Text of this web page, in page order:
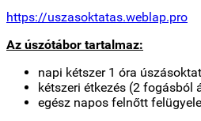
https://uszasoktatas.weblap.pro
Az úszótábor tartalmaz:
napi kétszer 1 óra
kétszeri étkezés (2 fogásból
egész napos felnőtt